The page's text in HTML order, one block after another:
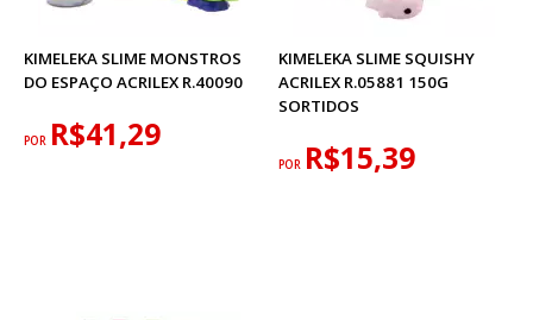
KIMELEKA SLIME MONSTROS
DO ESPAÇO ACRILEX R.40090
POR R$41,29
KIMELEKA SLIME SQUISHY
ACRILEX R.05881 150G
SORTIDOS
POR R$15,39